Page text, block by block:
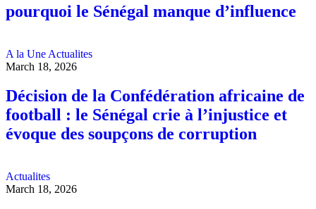
pourquoi le Sénégal manque d’influence
A la Une Actualites
March 18, 2026
Décision de la Confédération africaine de
football : le Sénégal crie à l’injustice et
évoque des soupçons de corruption
Actualites
March 18, 2026